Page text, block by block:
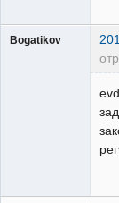
Bogatikov